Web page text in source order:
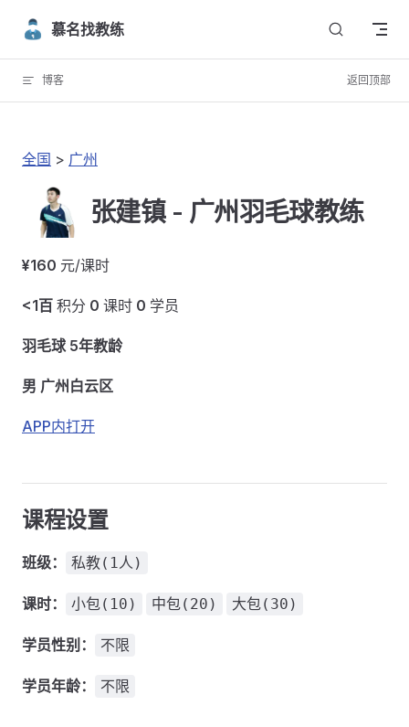
Skip to content
慕名找教练
博客 返回顶部
全国 > 广州
张建镇 - 广州羽毛球教练
¥160 元/课时
<1百 积分 0 课时 0 学员
羽毛球 5年教龄
男 广州白云区
APP内打开
课程设置
班级： 私教(1人)
课时： 小包(10) 中包(20) 大包(30)
学员性别： 不限
学员年龄： 不限